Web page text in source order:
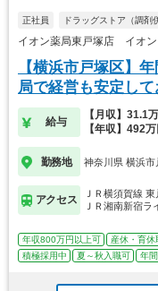
正社員 ドラッグストア（調剤
イオン薬局東戸塚店 イオン
【横浜市戸塚区】
局で経営も安定し
給与
【月収】31.1
【年収】492
勤務地 神奈川県 横浜市
アクセス
ＪＲ横須賀線
ＪＲ湘南新宿
年収800万円以上可 産休・育休
積極採用中
夏～秋入職可 年